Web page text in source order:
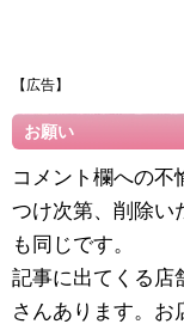
【広告】
お願い
コメント欄への不
つけ次第、削除い
も同じです。
記事に出てくる店
さんあります。お